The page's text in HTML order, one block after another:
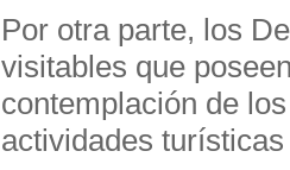
Por otra parte, los
visitables que
contemplación de
actividades